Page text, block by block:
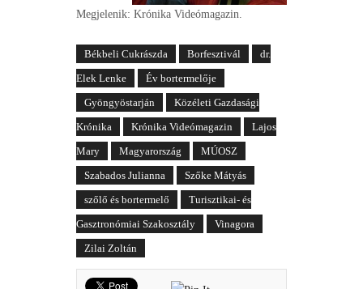
Megjelenik: Krónika Videómagazin.
Békbeli Cukrászda Borfesztivál
dr.
Elek Lenke
Év bortermelője
Gyöngyöstarján
Közéleti Gazdasági
Krónika
Krónika Videómagazin
Lajos
Mary
Magyarország
MÚOSZ
Szabados Julianna
Szőke Mátyás
szőlő és bortermelő
Turisztikai- és
Gasztronómiai Szakosztály
Vinagora
Zilai Zoltán